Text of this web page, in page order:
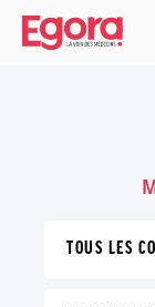
Aller
contenu
TOUS LES